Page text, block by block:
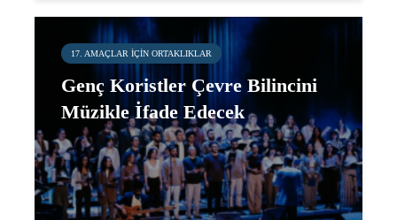
17. AMAÇLAR IÇIN ORTAKLIKLAR
Genç Koristler Çevre Bilincini
Müzikle İfade Edecek